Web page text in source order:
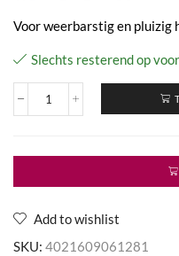
Voor weerbarstig en pluizig
Slechts resterend op
Dualsenses
Taming
aantal
Add to wishlist
SKU: 4021609061281